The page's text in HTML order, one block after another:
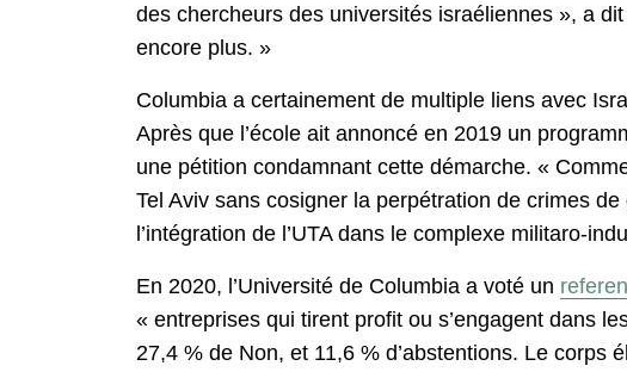
des chercheurs des universités israéliennes », a
encore plus. »
Columbia a certainement de multiple liens avec
Après que l’école ait annoncé en 2019 un
une pétition condamnant cette démarche. «
Tel Aviv sans cosigner la perpétration de crimes
l’intégration de l’UTA dans le complexe militaro-
En 2020, l’Université de Columbia a voté un
« entreprises qui tirent profit ou s’engagent dans
27,4 % de Non, et 11,6 % d’abstentions. Le corps